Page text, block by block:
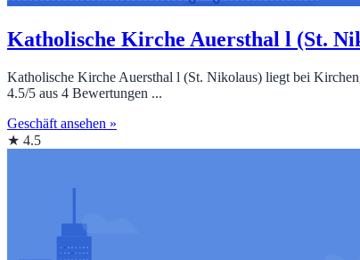
Katholische Kirche Auersthal l (St.
Katholische Kirche Auersthal l (St. Nikolaus) liegt bei
4.5/5 aus 4 Bewertungen ...
Geschäft ansehen »
★ 4.5